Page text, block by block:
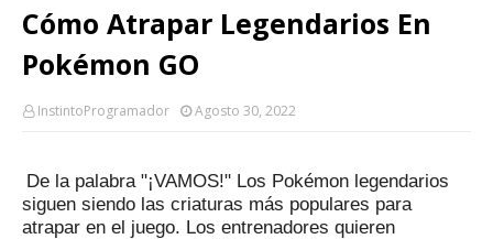
Cómo Atrapar Legendarios En
Pokémon GO
InstintoProgramador Agosto 30, 2022
De la palabra "¡VAMOS!" Los Pokémon legendarios
siguen siendo las criaturas más populares para
atrapar en el juego. Los entrenadores quieren